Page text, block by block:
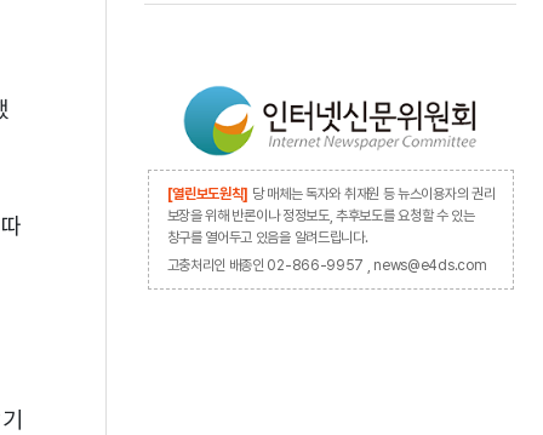
[열린보도원칙] 당 매체는 독자와 취재원 등 뉴스이용자의 권리
보장을 위해 반론이나 정정보도, 추후보도를 요청할 수 있는
창구를 열어두고 있음을 알려드립니다.
고충처리인 배종인 02-866-9957 , news@e4ds.com